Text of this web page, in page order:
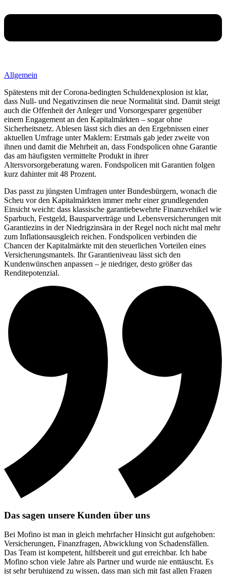
Allgemein
Spätestens mit der Corona-bedingten Schuldenexplosion ist klar,
dass Null- und Negativzinsen die neue Normalität sind. Damit steigt
auch die Offenheit der Anleger und Vorsorgesparer gegenüber
einem Engagement an den Kapitalmärkten – sogar ohne
Sicherheitsnetz. Ablesen lässt sich dies an den Ergebnissen einer
aktuellen Umfrage unter Maklern: Erstmals gab jeder zweite von
ihnen und damit die Mehrheit an, dass Fondspolicen ohne Garantie
das am häufigsten vermittelte Produkt in ihrer
Altersvorsorgeberatung waren. Fondspolicen mit Garantien folgen
kurz dahinter mit 48 Prozent.
Das passt zu jüngsten Umfragen unter Bundesbürgern, wonach die
Scheu vor den Kapitalmärkten immer mehr einer grundlegenden
Einsicht weicht: dass klassische garantiebewehrte Finanzvehikel wie
Sparbuch, Festgeld, Bausparverträge und Lebensversicherungen mit
Garantiezins in der Niedrigzinsära in der Regel noch nicht mal mehr
zum Inflationsausgleich reichen. Fondspolicen verbinden die
Chancen der Kapitalmärkte mit den steuerlichen Vorteilen eines
Versicherungsmantels. Ihr Garantieniveau lässt sich den
Kundenwünschen anpassen – je niedriger, desto größer das
Renditepotenzial.
Das sagen unsere Kunden über uns
Bei Mofino ist man in gleich mehrfacher Hinsicht gut aufgehoben:
Versicherungen, Finanzfragen, Abwicklung von Schadensfällen.
Das Team ist kompetent, hilfsbereit und gut erreichbar. Ich habe
Mofino schon viele Jahre als Partner und wurde nie enttäuscht. Es
ist sehr beruhigend zu wissen, dass man sich mit fast allen Fragen